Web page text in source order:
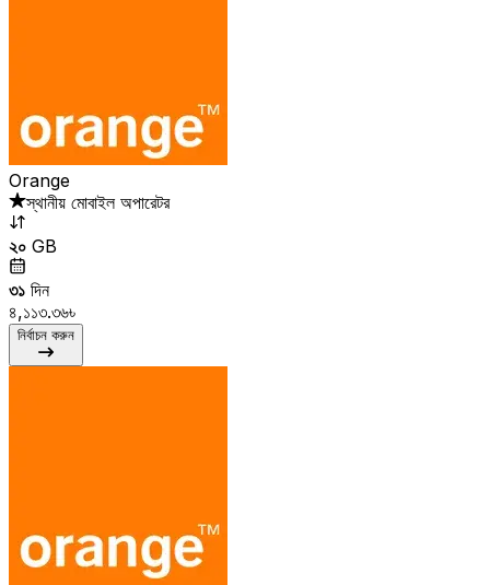
Orange
স্থানীয় মোবাইল অপারেটর
২০ GB
৩১ দিন
৪,১১৩.৩৬৳
নির্বাচন করুন